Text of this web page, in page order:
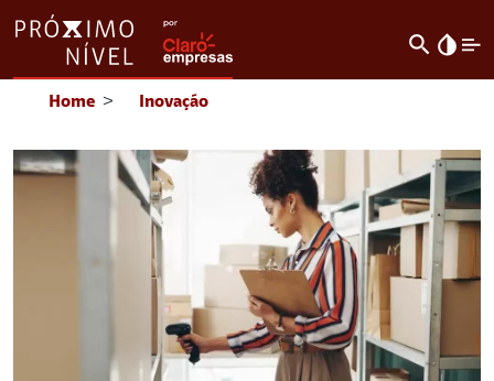
search invert_colors
Home > Inovação